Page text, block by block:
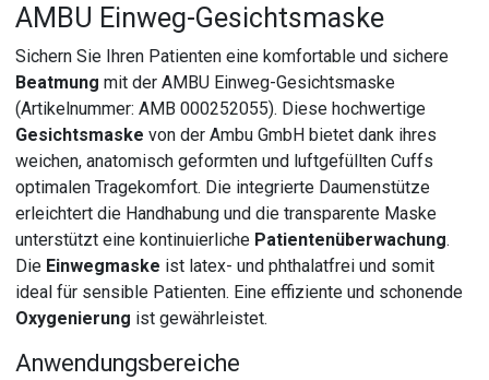
AMBU Einweg-Gesichtsmaske
Sichern Sie Ihren Patienten eine komfortable und sichere
Beatmung mit der AMBU Einweg-Gesichtsmaske
(Artikelnummer: AMB 000252055). Diese hochwertige
Gesichtsmaske von der Ambu GmbH bietet dank ihres
weichen, anatomisch geformten und luftgefüllten Cuffs
optimalen Tragekomfort. Die integrierte Daumenstütze
erleichtert die Handhabung und die transparente Maske
unterstützt eine kontinuierliche Patientenüberwachung.
Die Einwegmaske ist latex- und phthalatfrei und somit
ideal für sensible Patienten. Eine effiziente und schonende
Oxygenierung ist gewährleistet.
Anwendungsbereiche